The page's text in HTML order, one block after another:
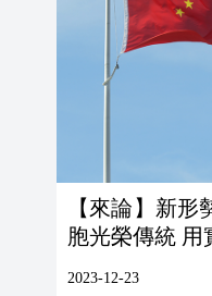
【來論】新
胞光榮傳統 用
2023-12-23